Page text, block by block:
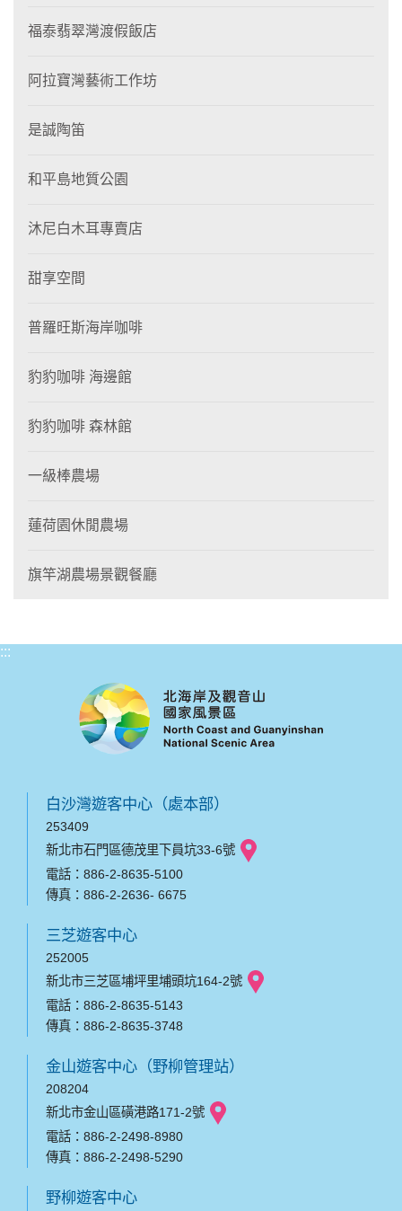
福泰翡翠灣渡假飯店
阿拉寶灣藝術工作坊
是誠陶笛
和平島地質公園
沐尼白木耳專賣店
甜享空間
普羅旺斯海岸咖啡
豹豹咖啡 海邊館
豹豹咖啡 森林館
一級棒農場
蓮荷園休閒農場
旗竿湖農場景觀餐廳
:::
白沙灣遊客中心（處本部）
253409
新北市石門區德茂里下員坑33-6號
電話：886-2-8635-5100
傳真：886-2-2636- 6675
三芝遊客中心
252005
新北市三芝區埔坪里埔頭坑164-2號
電話：886-2-8635-5143
傳真：886-2-8635-3748
金山遊客中心（野柳管理站）
208204
新北市金山區磺港路171-2號
電話：886-2-2498-8980
傳真：886-2-2498-5290
野柳遊客中心